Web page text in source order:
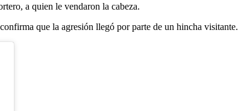
a quien le vendaron la cabeza.
que la agresión llegó por parte de un hincha visitante.